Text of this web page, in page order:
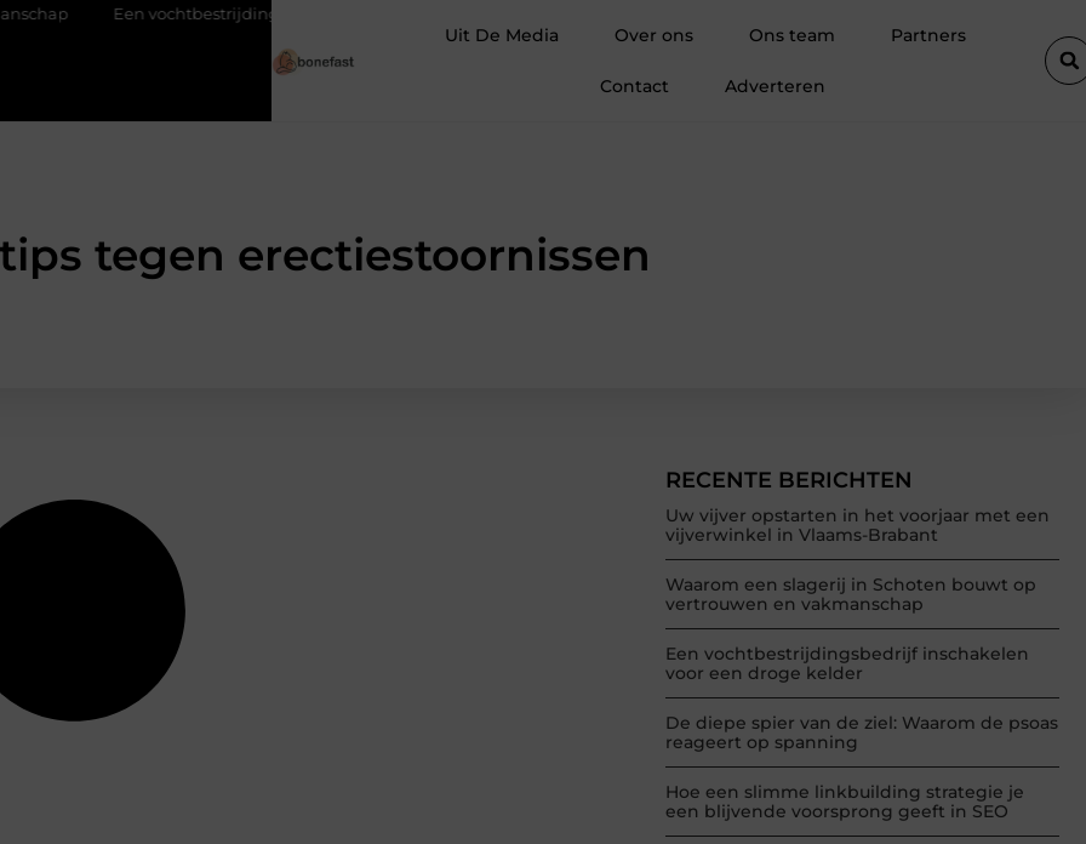
Een vochtbestrijdingsbedrijf inschakelen voor een droge kelder
Uit De Media Over ons Ons team Partners
Contact Adverteren
tegen erectiestoornissen
RECENTE BERICHTEN
Uw vijver opstarten in het voorjaar met een
vijverwinkel in Vlaams-Brabant
Waarom een slagerij in Schoten bouwt op
vertrouwen en vakmanschap
Een vochtbestrijdingsbedrijf inschakelen
voor een droge kelder
De diepe spier van de ziel: Waarom de psoas
reageert op spanning
Hoe een slimme linkbuilding strategie je
een blijvende voorsprong geeft in SEO